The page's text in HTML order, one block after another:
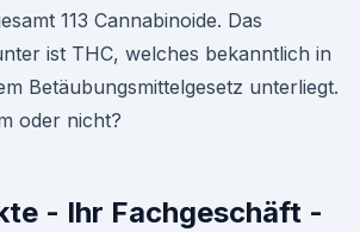
113 Cannabinoide. Das
ist THC, welches bekanntlich in
Betäubungsmittelgesetz unterliegt.
oder nicht?
- Ihr Fachgeschäft -